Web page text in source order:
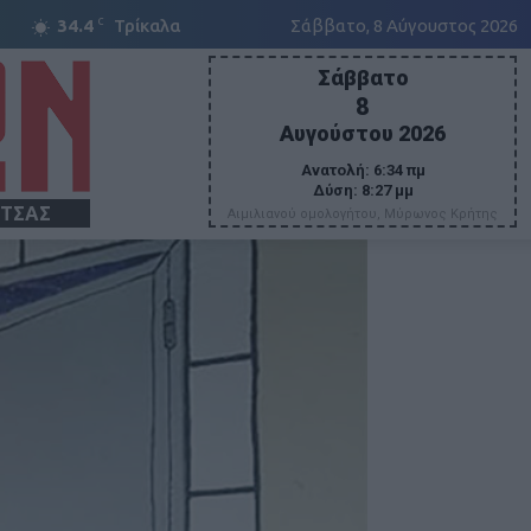
34.4 C Τρίκαλα Σάββατο, 8 Αύγουστος 2026
Σάββατο
8
Αυγούστου 2026
Ανατολή: 6:34 πμ
Δύση: 8:27 μμ
Αιμιλιανού ομολογήτου, Μύρωνος Κρήτης